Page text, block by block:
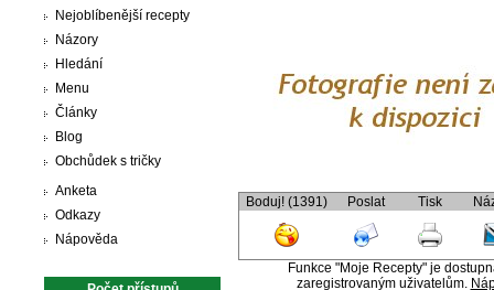
Nejoblíbenější recepty
Názory
Hledání
Menu
Články
Blog
Obchůdek s tričky
Anketa
Odkazy
Nápověda
Boduj! (1391) Poslat Tisk
Funkce "Moje Recepty" je
zaregistrovaným uživatelům.